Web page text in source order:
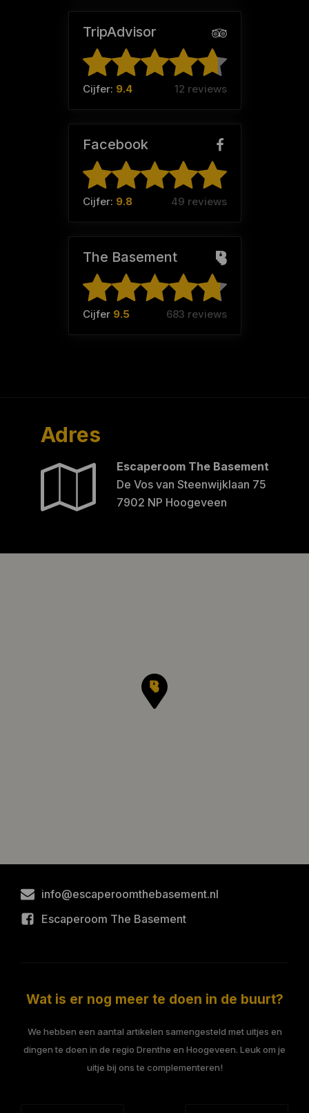
TripAdvisor
Cijfer: 9.4 12 reviews
Facebook
Cijfer: 9.8 49 reviews
The Basement
Cijfer 9.5 683 reviews
Adres
Escaperoom The Basement
De Vos van Steenwijklaan 75
7902 NP Hoogeveen
info@escaperoomthebasement.nl
Escaperoom The Basement
Wat is er nog meer te doen in de buurt?
We hebben een aantal artikelen samengesteld met uitjes en
dingen te doen in de regio Drenthe en Hoogeveen. Leuk om je
uitje bij ons te complementeren!